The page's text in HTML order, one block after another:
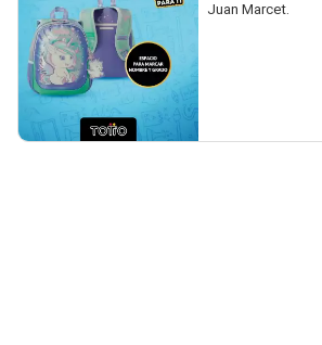
Juan Marcet.